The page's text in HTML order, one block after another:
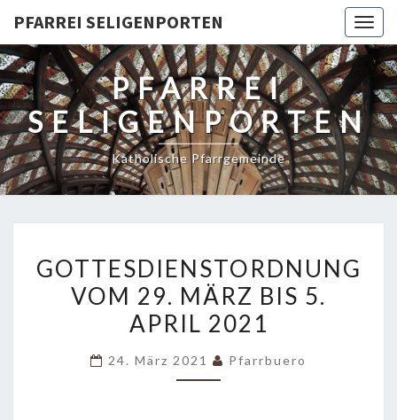
PFARREI SELIGENPORTEN
PFARREI
SELIGENPORTEN
Katholische Pfarrgemeinde
VOM
29.
MÄRZ
5.
GOTTESDIENSTORDNUNG
VOM 29. MÄRZ BIS 5.
APRIL 2021
24. März 2021 Pfarrbuero